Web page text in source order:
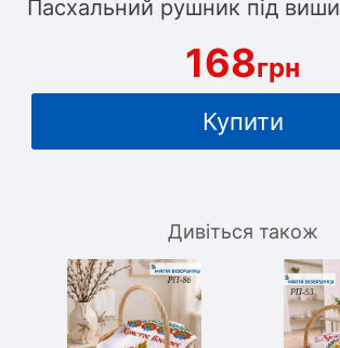
Пасхальний рушник під
168грн
Купити
Дивіться також